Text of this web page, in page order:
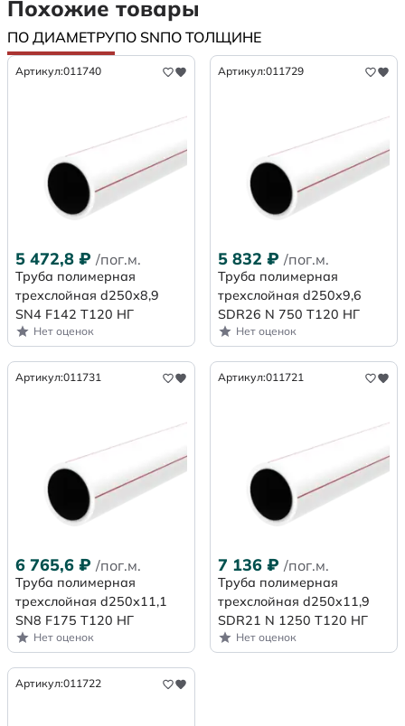
Похожие товары
ПО ДИАМЕТРУПО SNПО ТОЛЩИНЕ
Артикул:011740
5 472,8 ₽ /пог.м.
Труба полимерная
трехслойная d250х8,9
SN4 F142 Т120 НГ
Нет оценок
Артикул:011729
5 832 ₽ /пог.м.
Труба полимерная
трехслойная d250x9,6
SDR26 N 750 Т120 НГ
Нет оценок
Артикул:011731
6 765,6 ₽ /пог.м.
Труба полимерная
трехслойная d250х11,1
SN8 F175 Т120 НГ
Нет оценок
Артикул:011721
7 136 ₽ /пог.м.
Труба полимерная
трехслойная d250x11,9
SDR21 N 1250 Т120 НГ
Нет оценок
Артикул:011722